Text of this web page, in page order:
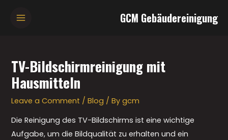
GCM Gebäudereinigung
TV-Bildschirmreinigung mit
Hausmitteln
Leave a Comment /Blog / Bygcm
Die Reinigung des TV-Bildschirms ist eine wichtige
Aufgabe, um die Bildqualität zu erhalten und ein